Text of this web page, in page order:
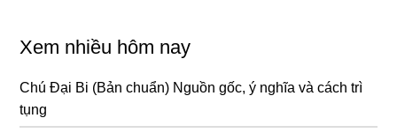
Xem nhiều hôm nay
Chú Đại Bi (Bản chuẩn) Nguồn gốc, ý nghĩa và cách trì
tụng